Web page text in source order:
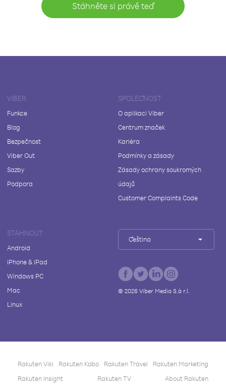
Stáhněte si právě teď
VIBER
Funkce
Blog
Bezpečnost
Viber Out
Sazby
Podpora
SPOLEČNOST
O aplikaci Viber
Centrum značek
Kariéra
Podmínky a zásady
Zásady ochrany soukromých
údajů
Customer Complaints Code
STÁHNOUT
Android
iPhone & iPad
Windows PC
Mac
Linux
Čeština
© 2026Viber Media S.à r.l.
Rakuten Viki Rakuten Kobo Rakuten Travel
Rakuten Marketing
Rakuten Insight
Rakuten TV About Rakuten